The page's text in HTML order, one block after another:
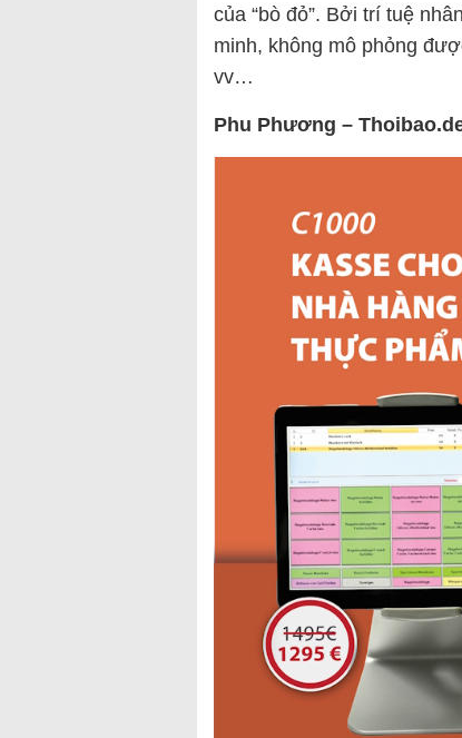
của “bò đỏ”. Bởi trí tuệ
minh, không mô phỏng
vv…
Phu Phương –